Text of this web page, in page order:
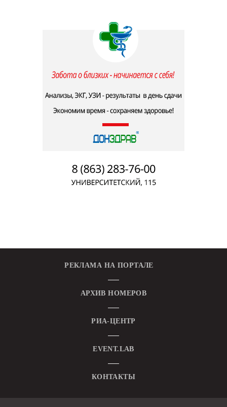
РЕКЛАМА НА ПОРТАЛЕ
АРХИВ НОМЕРОВ
РИА-ЦЕНТР
EVENT.LAB
КОНТАКТЫ